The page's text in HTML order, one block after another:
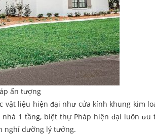
ấn tượng
vật liệu hiện đại như cửa kính khung kim
1 tầng, biệt thự Pháp hiện đại luôn ưu
nghỉ dưỡng lý tưởng.